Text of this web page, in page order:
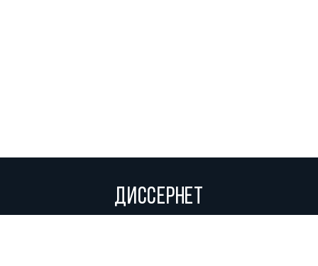
ДИССЕРНЕТ